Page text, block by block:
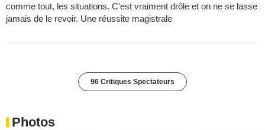
comme tout, les situations. C'est vraiment drôle et on ne se lasse
jamais de le revoir. Une réussite magistrale
96 Critiques Spectateurs
Photos